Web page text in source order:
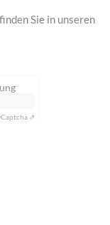
Sie in unseren
Captcha ⇗